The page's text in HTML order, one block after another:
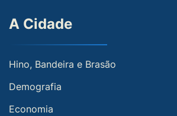
A Cidade
Hino, Bandeira e Brasão
Demografia
Economia